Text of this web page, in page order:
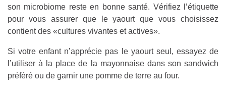
son microbiome reste en bonne santé. Vérifiez l’étiquette
pour vous assurer que le yaourt que vous choisissez
contient des «cultures vivantes et actives».
Si votre enfant n’apprécie pas le yaourt seul, essayez de
l’utiliser à la place de la mayonnaise dans son sandwich
préféré ou de garnir une pomme de terre au four.